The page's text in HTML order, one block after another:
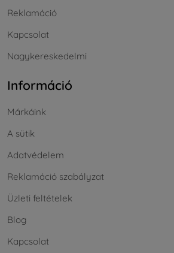
Reklamáció
Kapcsolat
Nagykereskedelmi
Információ
Márkáink
A sütik
Adatvédelem
Reklamáció szabályzat
Üzleti feltételek
Blog
Kapcsolat